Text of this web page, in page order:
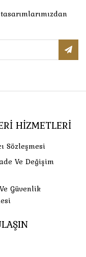
HIZMETLERI
Sözleşmesi
Ve Değişim
Güvenlik